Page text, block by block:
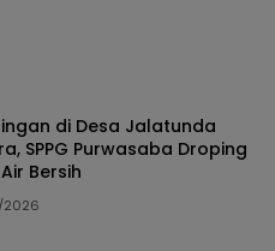
di Desa Jalatunda
SPPG Purwasaba Droping
Bersih